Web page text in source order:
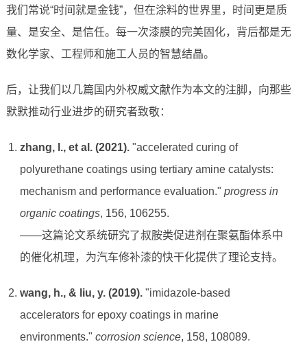
我们常说“时间就是金钱”，但在涂料的世界里，时间更是质
量、是安全、是信任。每一次漆膜的完美固化，背后都是无
数化学家、工程师和施工人员的智慧结晶。
后，让我们以几篇国内外权威文献作为本文的注脚，向那些
默默推动行业进步的研究者致敬：
zhang, l., et al. (2021)."accelerated curing of
polyurethane coatings using tertiary amine catalysts:
mechanism and performance evaluation." progress in
organic coatings, 156, 106255.
——这篇论文系统研究了叔胺类促进剂在聚氨酯体系中
的催化机理，为汽车修补漆的快干化提供了理论支持。
wang, h., & liu, y. (2019)."imidazole-based
accelerators for epoxy coatings in marine
environments." corrosion science, 158, 108089.